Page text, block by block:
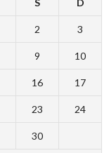
S D
2 3
9 10
16 17
23 24
30